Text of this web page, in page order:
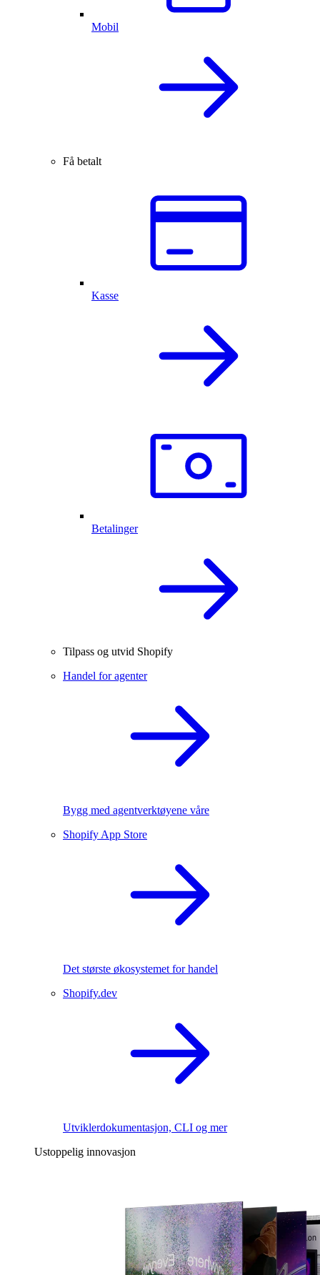
Mobil
Få betalt
Kasse
Betalinger
Tilpass og utvid Shopify
Handel for agenter
Bygg med agentverktøyene våre
Shopify App Store
Det største økosystemet for handel
Shopify.dev
Utviklerdokumentasjon, CLI og mer
Ustoppelig innovasjon